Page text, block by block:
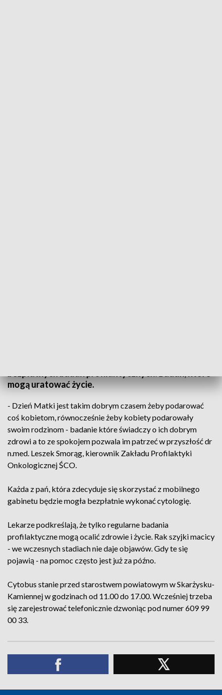
mogą uratować życie.
- Dzień Matki jest takim dobrym czasem żeby podarować
coś kobietom, równocześnie żeby kobiety podarowały
swoim rodzinom - badanie które świadczy o ich dobrym
zdrowi a to ze spokojem pozwala im patrzeć w przyszłość dr
n.med. Leszek Smorąg, kierownik Zakładu Profilaktyki
Onkologicznej ŚCO.
Każda z pań, która zdecyduje się skorzystać z mobilnego
gabinetu będzie mogła bezpłatnie wykonać cytologię.
Lekarze podkreślają, że tylko regularne badania
profilaktyczne mogą ocalić zdrowie i życie. Rak szyjki macicy
- we wczesnych stadiach nie daje objawów. Gdy te się
pojawią - na pomoc często jest już za późno.
Cytobus stanie przed starostwem powiatowym w Skarżysku-
Kamiennej w godzinach od 11.00 do 17.00. Wcześniej trzeba
się zarejestrować telefonicznie dzwoniąc pod numer 609 99
00 33.